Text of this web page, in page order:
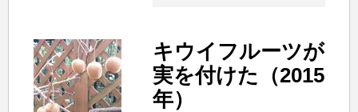
キウイフルーツが
実を付けた（2015
年）